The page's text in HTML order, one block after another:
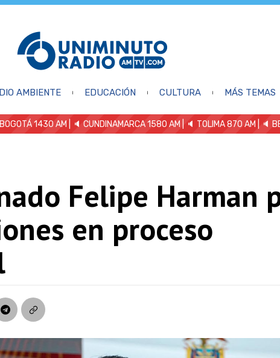
AMBIENTE EDUCACIÓN CULTURA MÁS TEMAS
BOGOTÁ 1430 AM | 🔈 CUNDINAMARCA 1580 AM | 🔈 TOLIMA 870 AM | 🔈
Felipe Harman
en proceso